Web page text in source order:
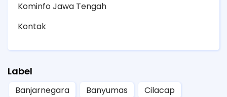
Kominfo Jawa Tengah
Kontak
Label
Banjarnegara Banyumas
Cilacap